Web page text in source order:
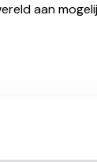
aan